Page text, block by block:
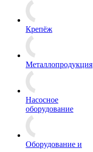
Крепёж
Металлопродукция
Насосное
оборудование
Оборудование и